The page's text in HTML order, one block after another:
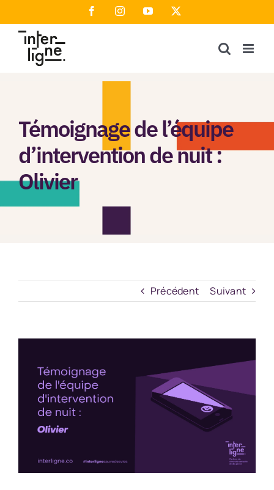
au
contenu
FacebookInstagramYouTube
Témoignage de l’équipe
d’intervention de nuit :
Olivier
Précédent Suivant
agrandie